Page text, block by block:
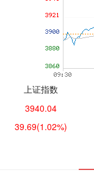
上证指数
3940.04
39.69(1.02%)